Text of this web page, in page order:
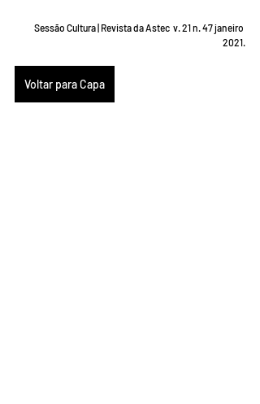
Sessão Cultura | Revista da Astec  v. 21 n. 47 janeiro
2021.
Voltar para Capa